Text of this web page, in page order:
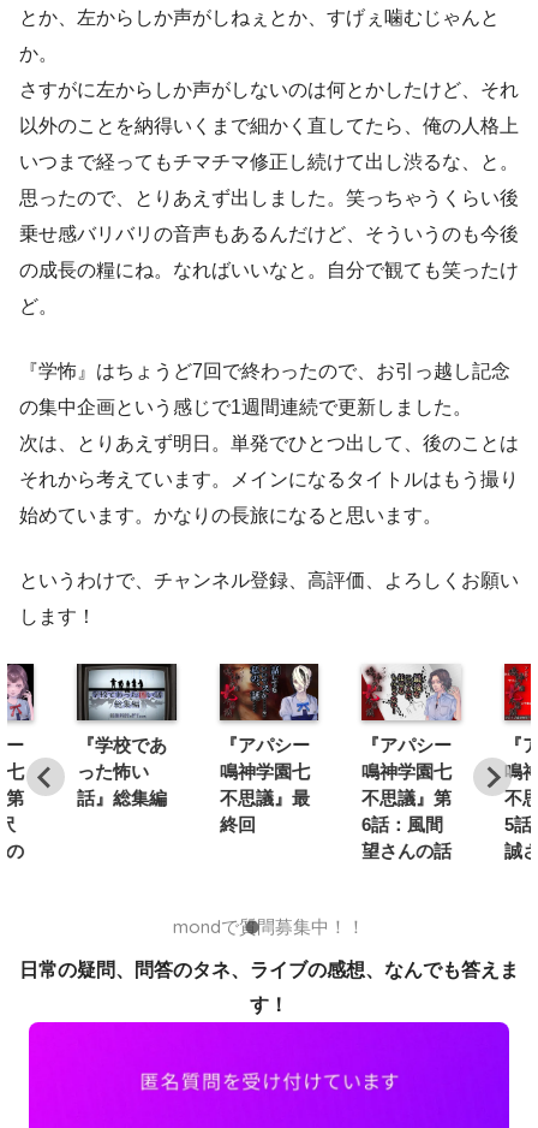
とか、左からしか声がしねぇとか、すげぇ噛むじゃんと
か。
さすがに左からしか声がしないのは何とかしたけど、それ
以外のことを納得いくまで細かく直してたら、俺の人格上
いつまで経ってもチマチマ修正し続けて出し渋るな、と。
思ったので、とりあえず出しました。笑っちゃうくらい後
乗せ感バリバリの音声もあるんだけど、そういうのも今後
の成長の糧にね。なればいいなと。自分で観ても笑ったけ
ど。
『学怖』はちょうど7回で終わったので、お引っ越し記念
の集中企画という感じで1週間連続で更新しました。
次は、とりあえず明日。単発でひとつ出して、後のことは
それから考えています。メインになるタイトルはもう撮り
始めています。かなりの長旅になると思います。
というわけで、チャンネル登録、高評価、よろしくお願い
します！
ー
七
第
の
『学校であ
った怖い
話』総集編
『アパシー
鳴神学園七
不思議』最
終回
『アパシー
鳴神学園七
不思議』第
6話：風間
望さんの話
『
鳴
不
5話
誠
mondで質問募集中！！
日常の疑問、問答のタネ、ライブの感想、なんでも答えま
す！